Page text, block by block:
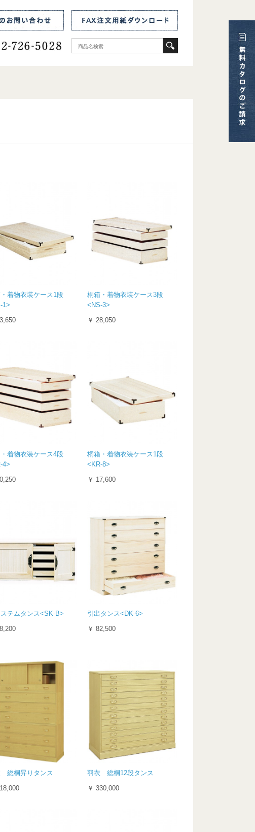
着物衣装ケース1段
1>
桐箱・着物衣装ケース3段
<NS-3>
￥ 28,050
着物衣装ケース4段
4>
桐箱・着物衣装ケース1段
<KR-8>
￥ 17,600
テムタンス<SK-B> 引出タンス<DK-6>
￥ 82,500
総桐昇りタンス 羽衣 総桐12段タンス
￥ 330,000